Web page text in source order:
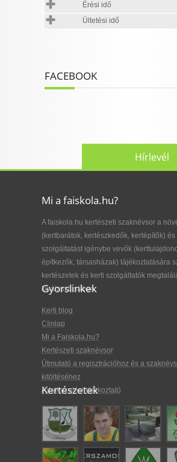
Érési idő
Ültetési idő
FACEBOOK
Hírlevél
Mi a faiskola.hu?
A faiskola.hu kertészeti szaknévsor a
(kertbarátok, kertészkedők, kertépítők)
szolgáltatást igénybe vevők
építkezők, társasházak) tájékoztatására
kertészetek és kerti szolgáltatók
kiválasztásában.
Gyorslinkek
Kerti blog
Címlap
Mi a Faiskola.hu?
Kertészeti szaknévsor
Útmutató a regisztrációhoz és a
kitöltéséhez
Adatkezelési tájékoztató
Kertészetek